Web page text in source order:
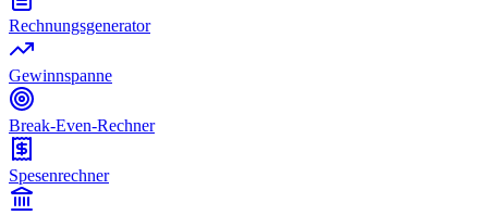
Rechnungsgenerator
Gewinnspanne
Break-Even-Rechner
Spesenrechner